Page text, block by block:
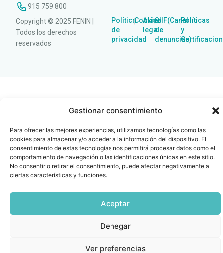
Gestionar consentimiento
Para ofrecer las mejores experiencias, utilizamos tecnologías como las
cookies para almacenar y/o acceder a la información del dispositivo. El
consentimiento de estas tecnologías nos permitirá procesar datos como el
comportamiento de navegación o las identificaciones únicas en este sitio.
No consentir o retirar el consentimiento, puede afectar negativamente a
ciertas características y funciones.
Aceptar
Denegar
Ver preferencias
915 759 800
Copyright © 2025 FENIN |
Todos los derechos
reservados
Política
de
privacidad
|Cookies
|Aviso
legal
|SIIF(Canal
de
denuncias)
|Políticas
y